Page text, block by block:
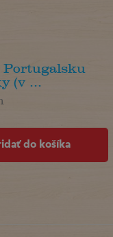
Portugalsku
(v ...
do košíka